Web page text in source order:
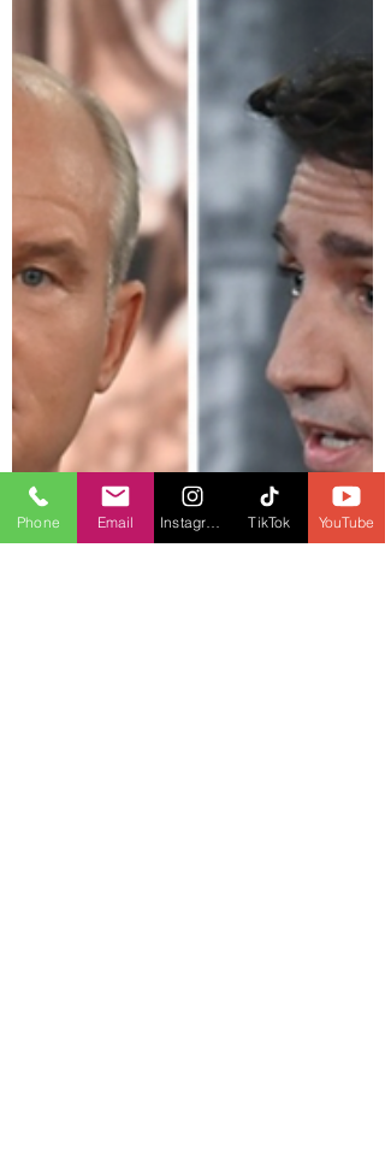
4 min read
Estos fueron los temas principales
en el segundo debate electoral en
francés
Phone Email TikTok YouTube